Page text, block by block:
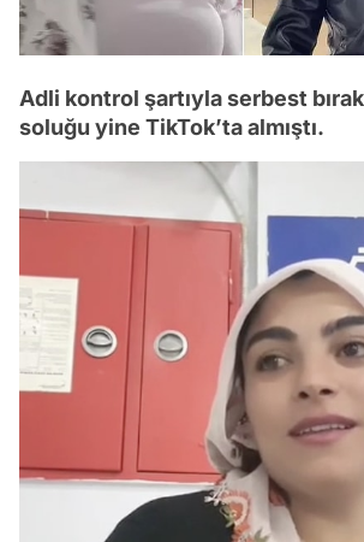
Adli kontrol şartıyla serbest
soluğu yine TikTok’ta almıştı.